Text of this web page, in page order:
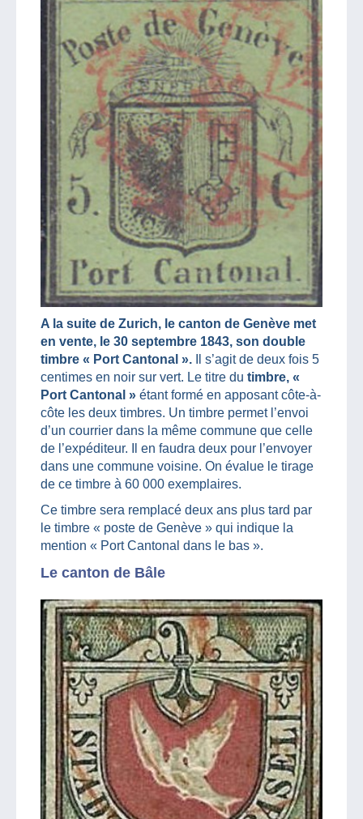
A la suite de Zurich, le canton de Genève met
en vente, le 30 septembre 1843, son double
timbre « Port Cantonal ». Il s’agit de deux fois 5
centimes en noir sur vert. Le titre du timbre, «
Port Cantonal » étant formé en apposant côte-à-
côte les deux timbres. Un timbre permet l’envoi
d’un courrier dans la même commune que celle
de l’expéditeur. Il en faudra deux pour l’envoyer
dans une commune voisine. On évalue le tirage
de ce timbre à 60 000 exemplaires.
Ce timbre sera remplacé deux ans plus tard par
le timbre « poste de Genève » qui indique la
mention « Port Cantonal dans le bas ».
Le canton de Bâle